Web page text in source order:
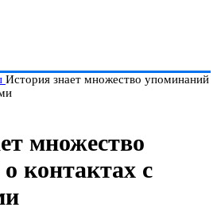
История знает множество упоминаний
множество
контактах с